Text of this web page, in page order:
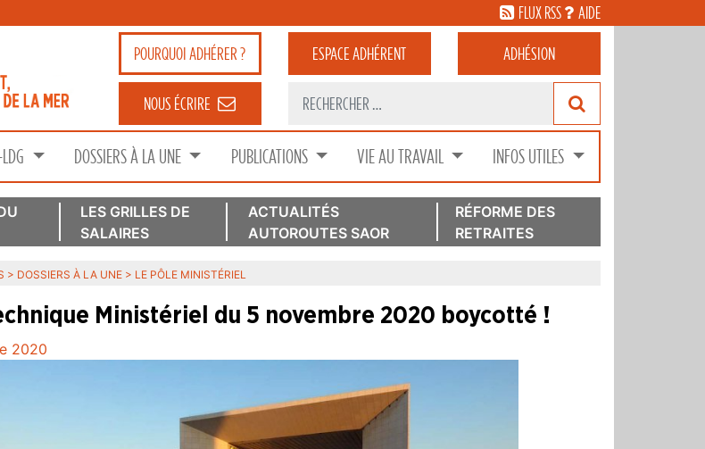
FLUX RSS AIDE
POURQUOIADHÉRER ? ESPACEADHÉRENT ADHÉSION
NOUS ÉCRIRE
DOSSIERS À LA UNE PUBLICATIONS VIE AU TRAVAIL INFOS UTILES
LES GRILLES DE
SALAIRES
ACTUALITÉS
AUTOROUTES SAOR
RÉFORME DES
RETRAITES
> DOSSIERS À LA UNE > LE PÔLE MINISTÉRIEL
Ministériel du 5 novembre 2020 boycotté !
2020